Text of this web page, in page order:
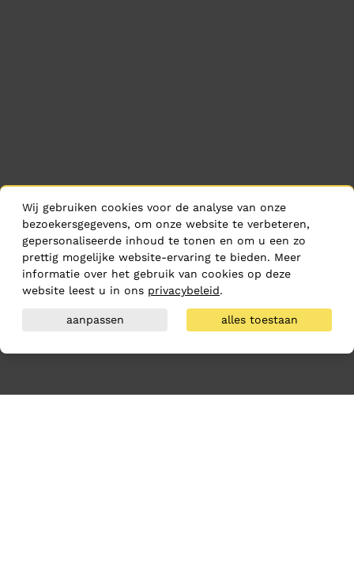
Wij gebruiken cookies voor de analyse van onze
bezoekersgegevens, om onze website te verbeteren,
gepersonaliseerde inhoud te tonen en om u een zo
prettig mogelijke website-ervaring te bieden. Meer
informatie over het gebruik van cookies op deze
website leest u in ons privacybeleid.
aanpassen alles toestaan